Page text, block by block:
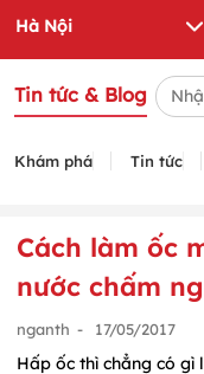
Tin tức & Blog
Khám phá Tin tức
Cách làm ốc
nước chấm
nganth - 17/05/2017
Hấp ốc thì chẳng có gì